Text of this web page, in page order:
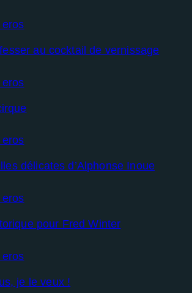
au cocktail de vernissage
délicates d’Alphonse Inoue
pour Fred Winter
je le veux !